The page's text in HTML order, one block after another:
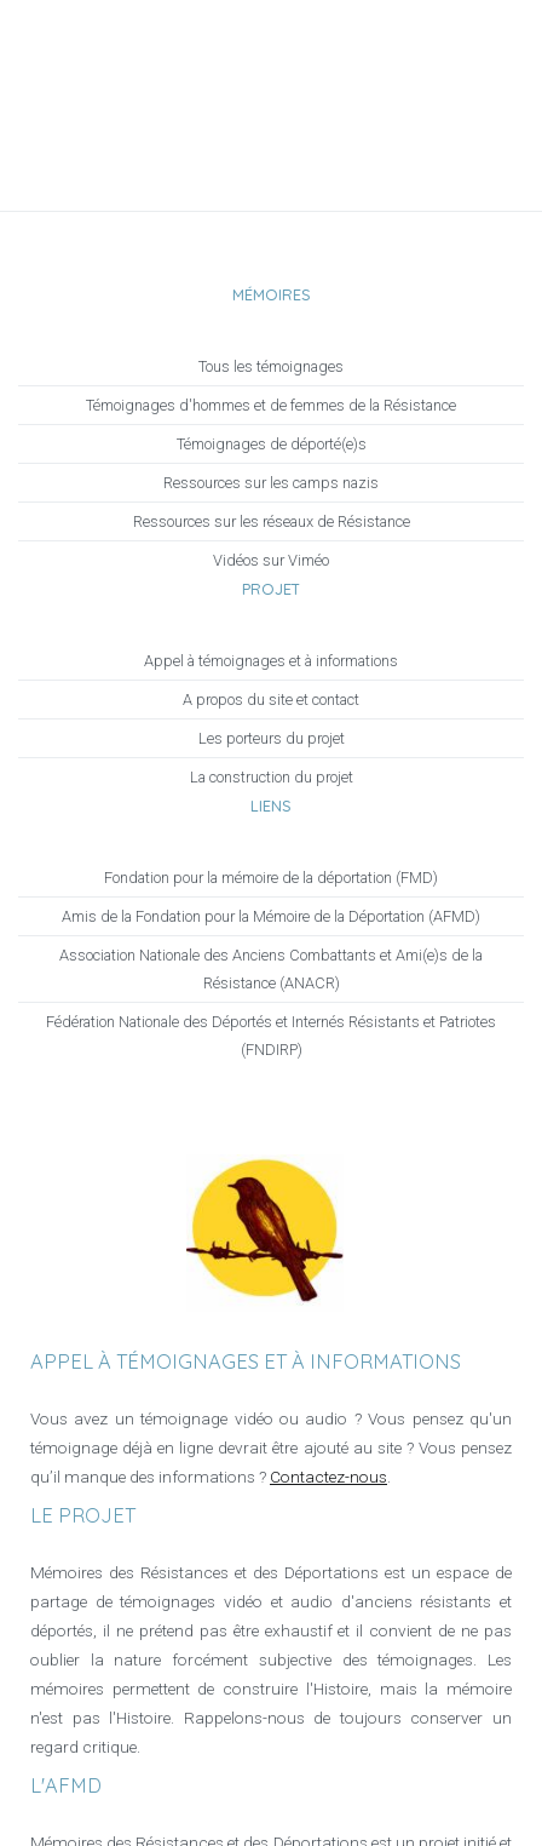
MÉMOIRES
Tous les témoignages
Témoignages d'hommes et de femmes de la Résistance
Témoignages de déporté(e)s
Ressources sur les camps nazis
Ressources sur les réseaux de Résistance
Vidéos sur Viméo
PROJET
Appel à témoignages et à informations
A propos du site et contact
Les porteurs du projet
La construction du projet
LIENS
Fondation pour la mémoire de la déportation (FMD)
Amis de la Fondation pour la Mémoire de la Déportation (AFMD)
Association Nationale des Anciens Combattants et Ami(e)s de la
Résistance (ANACR)
Fédération Nationale des Déportés et Internés Résistants et Patriotes
(FNDIRP)
APPEL À TÉMOIGNAGES ET À INFORMATIONS
Vous avez un témoignage vidéo ou audio ? Vous pensez qu'un
témoignage déjà en ligne devrait être ajouté au site ? Vous pensez
qu’il manque des informations ? Contactez-nous.
LE PROJET
Mémoires des Résistances et des Déportations est un espace de
partage de témoignages vidéo et audio d'anciens résistants et
déportés, il ne prétend pas être exhaustif et il convient de ne pas
oublier la nature forcément subjective des témoignages. Les
mémoires permettent de construire l'Histoire, mais la mémoire
n'est pas l'Histoire. Rappelons-nous de toujours conserver un
regard critique.
L'AFMD